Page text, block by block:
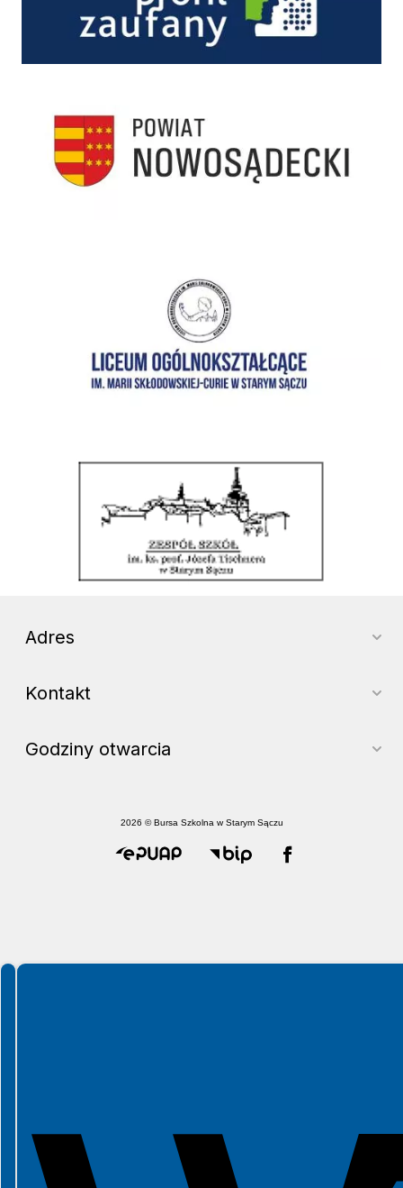
Zespół Szkół im. ks. prof. Józefa Tischnera w Starym Sączu
Adres
Kontakt
Godziny otwarcia
2026 © Bursa Szkolna w Starym Sączu
Spełniamy standardy WCAG 2.2
Spełniamy standardy W3C